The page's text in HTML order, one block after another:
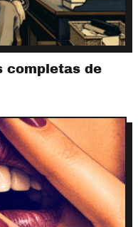
completas de